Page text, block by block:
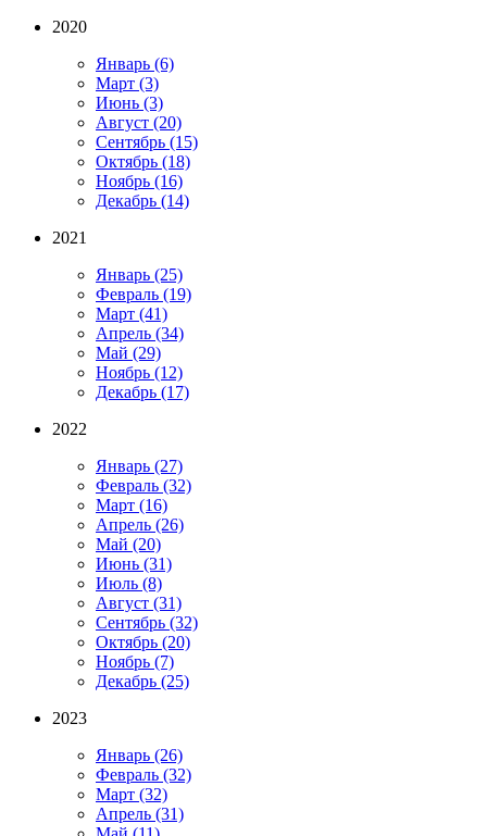
2020
Январь (6)
Март (3)
Июнь (3)
Август (20)
Сентябрь (15)
Октябрь (18)
Ноябрь (16)
Декабрь (14)
2021
Январь (25)
Февраль (19)
Март (41)
Апрель (34)
Май (29)
Ноябрь (12)
Декабрь (17)
2022
Январь (27)
Февраль (32)
Март (16)
Апрель (26)
Май (20)
Июнь (31)
Июль (8)
Август (31)
Сентябрь (32)
Октябрь (20)
Ноябрь (7)
Декабрь (25)
2023
Январь (26)
Февраль (32)
Март (32)
Апрель (31)